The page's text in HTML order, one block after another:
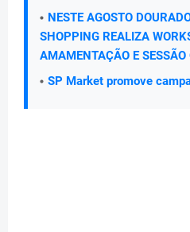
NESTE AGOSTO
SHOPPING REALIZA
AMAMENTAÇÃO E
SP Market promove